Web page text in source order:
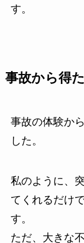
す。
事故から得
事故の体験か
した。
私のように、
てくれるだけ
す。
ただ、大きな